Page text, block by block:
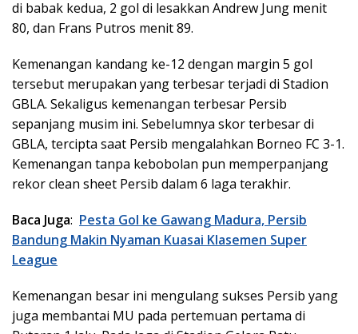
di babak kedua, 2 gol di lesakkan Andrew Jung menit
80, dan Frans Putros menit 89.
Kemenangan kandang ke-12 dengan margin 5 gol
tersebut merupakan yang terbesar terjadi di Stadion
GBLA. Sekaligus kemenangan terbesar Persib
sepanjang musim ini. Sebelumnya skor terbesar di
GBLA, tercipta saat Persib mengalahkan Borneo FC 3-1.
Kemenangan tanpa kebobolan pun memperpanjang
rekor clean sheet Persib dalam 6 laga terakhir.
Baca Juga: Pesta Gol ke Gawang Madura, Persib
Bandung Makin Nyaman Kuasai Klasemen Super
League
Kemenangan besar ini mengulang sukses Persib yang
juga membantai MU pada pertemuan pertama di